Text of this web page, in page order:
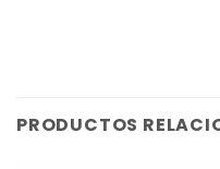
PRODUCTOS